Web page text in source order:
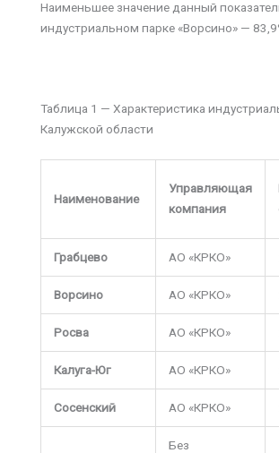
Наименьшее значение данный
индустриальном парке «Ворсино» —
Таблица 1 — Характеристика
Калужской области
Наименование
Управляющая
компания
Грабцево АО «КРКО»
Ворсино АО «КРКО»
Росва АО «КРКО»
Калуга-Юг АО «КРКО»
Сосенский АО «КРКО»
Без